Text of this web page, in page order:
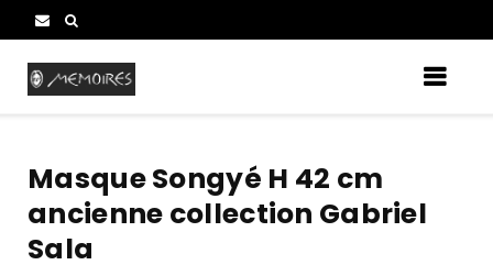
Masque Songyé H 42 cm
ancienne collection Gabriel
Sala